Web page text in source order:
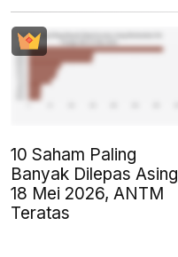
10 Saham Paling
Banyak Dilepas Asing
18 Mei 2026, ANTM
Teratas